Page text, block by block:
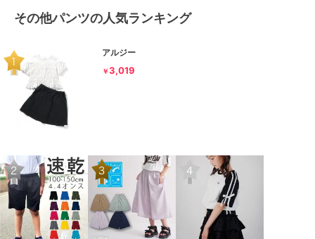
その他パンツの人気ランキング
アルジー
￥3,019